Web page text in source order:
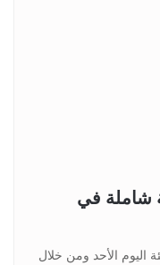
شاملة في
اليوم الأحد ومن خلال